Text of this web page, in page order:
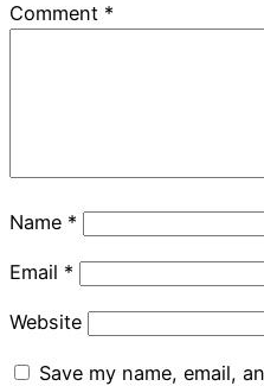
Comment *
Name *
Email *
Website
Save my name, email,